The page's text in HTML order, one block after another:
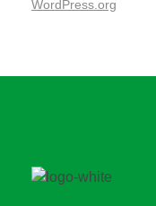
WordPress.org